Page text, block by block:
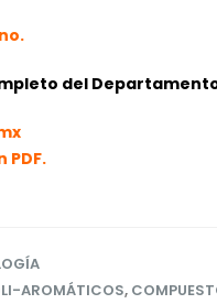
del
AROMÁTICOS,